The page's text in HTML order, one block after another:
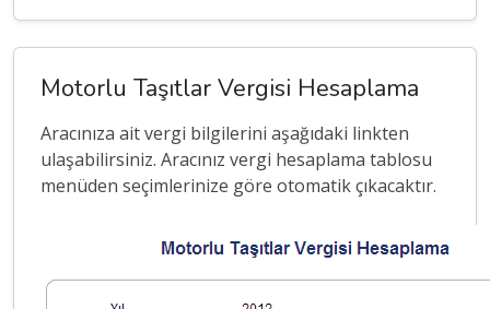
Motorlu Taşıtlar Vergisi Hesaplama
Aracınıza ait vergi bilgilerini aşağıdaki linkten
ulaşabilirsiniz. Aracınız vergi hesaplama tablosu
menüden seçimlerinize göre otomatik çıkacaktır.